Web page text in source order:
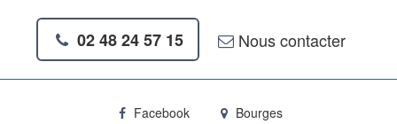
02 48 24 57 15 Nous contacter
Facebook Bourges